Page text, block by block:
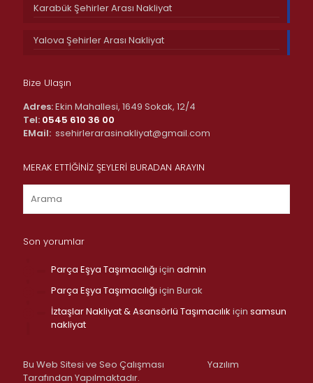
Karabük Şehirler Arası Nakliyat
Yalova Şehirler Arası Nakliyat
Bize Ulaşın
Adres:Ekin Mahallesi, 1649 Sokak, 12/4
Tel: 0545 610 36 00
EMail: ssehirlerarasinakliyat@gmail.com
MERAK ETTİĞİNİZ ŞEYLERİ BURADAN ARAYIN
Son yorumlar
Parça Eşya Taşımacılığı için admin
Parça Eşya Taşımacılığı için Burak
İztaşlar Nakliyat & Asansörlü Taşımacılık için samsun
nakliyat
Bu Web Sitesi ve Seo Çalışması
Yazılım
Tarafından Yapılmaktadır.